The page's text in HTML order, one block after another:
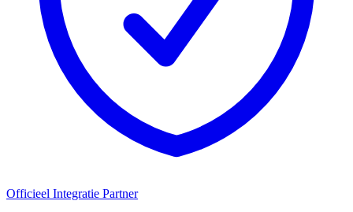
Officieel Integratie Partner